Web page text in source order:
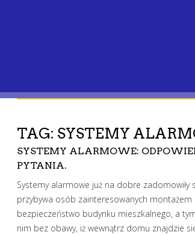
TAG: SYSTEMY
SYSTEMY ALARMOWE:
PYTANIA.
Systemy alarmowe już na dobre
przybywa osób zainteresowanych
bezpieczeństwo budynku mieszkalnego, a
nim bez obawy, iż wewnątrz domu znajdzie